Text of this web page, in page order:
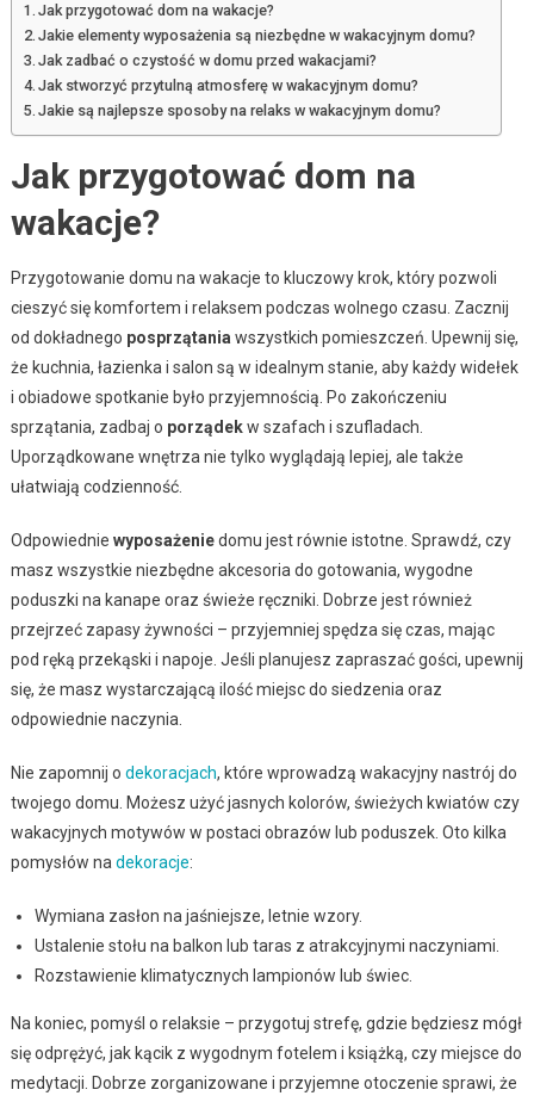
Jak przygotować dom na wakacje?
Jakie elementy wyposażenia są niezbędne w wakacyjnym domu?
Jak zadbać o czystość w domu przed wakacjami?
Jak stworzyć przytulną atmosferę w wakacyjnym domu?
Jakie są najlepsze sposoby na relaks w wakacyjnym domu?
Jak przygotować dom na
wakacje?
Przygotowanie domu na wakacje to kluczowy krok, który pozwoli
cieszyć się komfortem i relaksem podczas wolnego czasu. Zacznij
od dokładnego posprzątaniawszystkich pomieszczeń. Upewnij się,
że kuchnia, łazienka i salon są w idealnym stanie, aby każdy widełek
i obiadowe spotkanie było przyjemnością. Po zakończeniu
sprzątania, zadbaj o porządekw szafach i szufladach.
Uporządkowane wnętrza nie tylko wyglądają lepiej, ale także
ułatwiają codzienność.
Odpowiednie wyposażeniedomu jest równie istotne. Sprawdź, czy
masz wszystkie niezbędne akcesoria do gotowania, wygodne
poduszki na kanape oraz świeże ręczniki. Dobrze jest również
przejrzeć zapasy żywności – przyjemniej spędza się czas, mając
pod ręką przekąski i napoje. Jeśli planujesz zapraszać gości, upewnij
się, że masz wystarczającą ilość miejsc do siedzenia oraz
odpowiednie naczynia.
Nie zapomnij o dekoracjach, które wprowadzą wakacyjny nastrój do
twojego domu. Możesz użyć jasnych kolorów, świeżych kwiatów czy
wakacyjnych motywów w postaci obrazów lub poduszek. Oto kilka
pomysłów nadekoracje:
Wymiana zasłon na jaśniejsze, letnie wzory.
Ustalenie stołu na balkon lub taras z atrakcyjnymi naczyniami.
Rozstawienie klimatycznych lampionów lub świec.
Na koniec, pomyśl o relaksie – przygotuj strefę, gdzie będziesz mógł
się odprężyć, jak kącik z wygodnym fotelem i książką, czy miejsce do
medytacji. Dobrze zorganizowane i przyjemne otoczenie sprawi, że